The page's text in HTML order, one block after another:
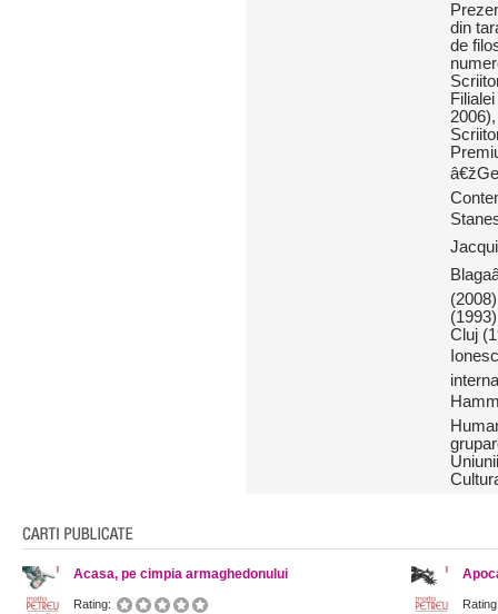
din
de
Cluj
Acasa, pe cimpia armaghedonului
Rating: